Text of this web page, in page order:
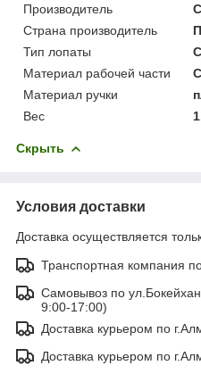
Производитель
Страна производитель
Тип лопаты
Материал рабочей части
Материал ручки
Вес
Скрыть
Условия доставки
Доставка осуществляется
Транспортная компания
Самовывоз по
9:00-17:00)
Доставка курьером по
Доставка курьером по